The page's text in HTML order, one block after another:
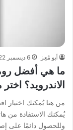
أبو مُعِز 6 ديسمبر 2022
ما هي أفضل
الاندرويد؟
يُمكنك الاستفادة من
وللحصول دائمًا على